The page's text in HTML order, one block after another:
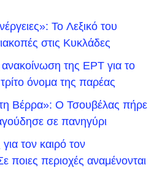
To Λεξικό του
στις Κυκλάδες
της ΕΡΤ για το
όνομα της παρέας
Βέρρα»: Ο Τσουβέλας πήρε
σε πανηγύρι
τον καιρό τον
ποιες περιοχές αναμένονται